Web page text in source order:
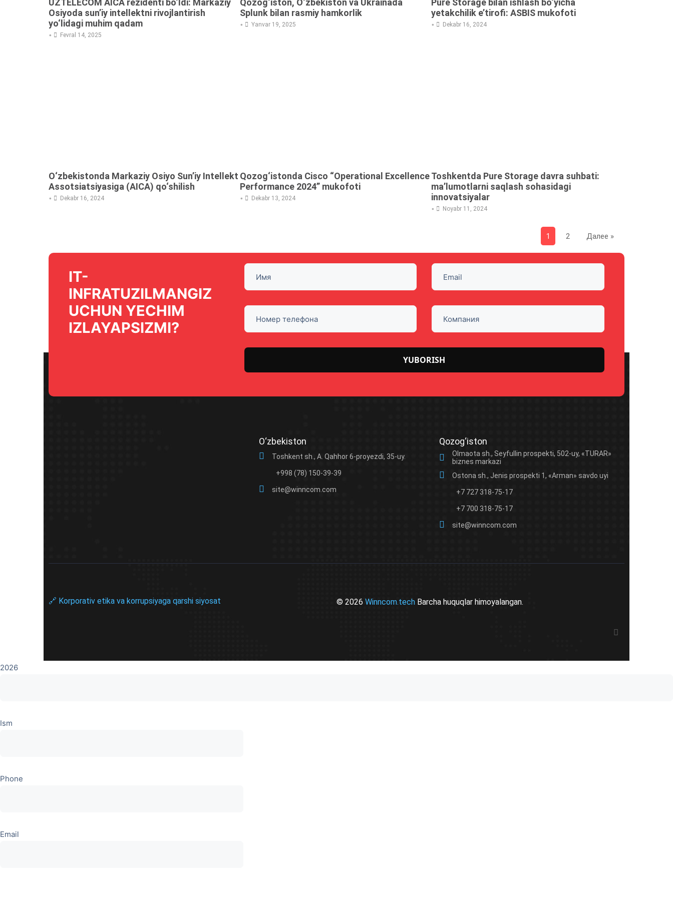
UZTELECOM AICA rezidenti bo‘ldi: Markaziy
Osiyoda sun’iy intellektni rivojlantirish
yo‘lidagi muhim qadam
• Fevral 14, 2025
Qozog‘iston, O‘zbekiston va Ukrainada
Splunk bilan rasmiy hamkorlik
• Yanvar 19, 2025
Pure Storage bilan ishlash bo‘yicha
yetakchilik e’tirofi: ASBIS mukofoti
• Dekabr 16, 2024
O‘zbekistonda Markaziy Osiyo Sun’iy Intellekt
Assotsiatsiyasiga (AICA) qo‘shilish
• Dekabr 16, 2024
Qozog‘istonda Cisco “Operational Excellence
Performance 2024” mukofoti
• Dekabr 13, 2024
Toshkentda Pure Storage davra suhbati:
ma’lumotlarni saqlash sohasidagi
innovatsiyalar
• Noyabr 11, 2024
1 2 Далее »
IT-
INFRATUZILMANGIZ
UCHUN YECHIM
IZLAYAPSIZMI?
empty.O‘zbekiston
Toshkent sh., A. Qahhor 6-proyezdi, 35-uy.
+998 (78) 150-39-39
site@winncom.com
Qozog‘iston
Olmaota sh., Seyfullin prospekti, 502-uy, «TURAR»
biznes markazi
Ostona sh., Jenis prospekti 1, «Arman» savdo uyi
+7 727 318-75-17
+7 700 318-75-17
site@winncom.com
🔗 Korporativ etika va korrupsiyaga qarshi siyosat © 2026 Winncom.tech Barcha huquqlar himoyalangan.
2026
Ism
Phone
Email